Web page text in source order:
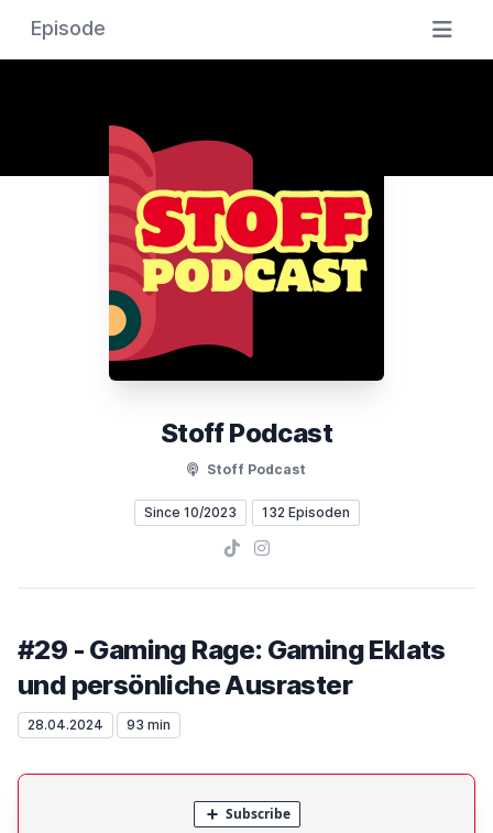
Episode
Stoff Podcast
Stoff Podcast
Since 10/2023 132 Episoden
TikTokInstagram
#29 - Gaming Rage: Gaming Eklats
und persönliche Ausraster
28.04.2024 93 min